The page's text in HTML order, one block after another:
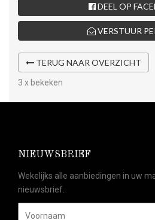
DEEL OP
VERSTUUR
TERUG NAAR OVERZICHT
3 x bekeken
NIEUWSBRIEF
Wekelijks alle aanbiedingen in uw
nieuwsbrief.